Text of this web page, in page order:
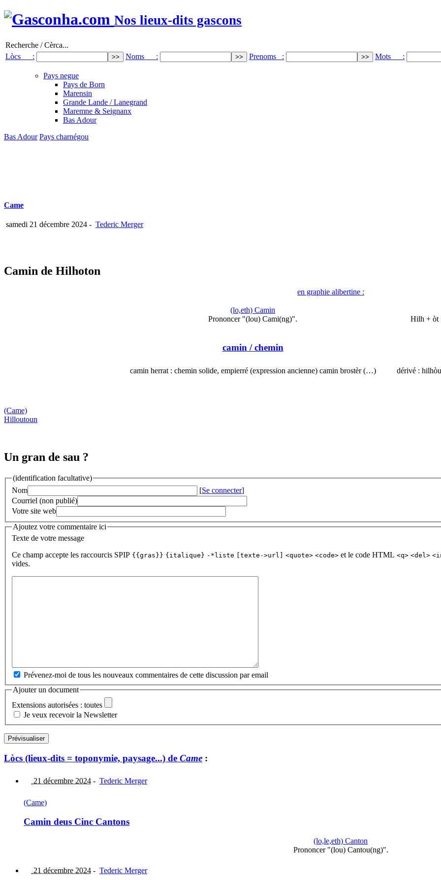
Nos lieux-dits gascons
Recherche / Cèrca...
Lòcs :
Noms : Prenoms : Mots :
Pays negue
Pays de Born
Marensin
Grande Lande / Lanegrand
Maremne & Seignanx
Bas Adour
Bas Adour Pays charnégou
Came
samedi 21 décembre 2024 - Tederic Merger
Camin de Hilhoton
en graphie alibertine :
(lo,eth) Camin
Prononcer "(lou) Cami(ng)".
camin / chemin
camin herrat : chemin solide, empierré (expression ancienne) camin brostèr (…)
Hilh + òt
dérivé :
(Came)
Hilloutoun
Un gran de sau ?
(identification facultative)
Nom
[Se connecter]
Courriel (non publié)
Votre site web
Ajoutez votre commentaire ici
Texte de votre message
Ce champ accepte les raccourcis SPIP {{gras}} {italique} -*liste [texte->url] <quote> <code> et le code HTML <q> <del>
vides.
Prévenez-moi de tous les nouveaux commentaires de cette discussion par email
Ajouter un document
Extensions autorisées : toutes
Je veux recevoir la Newsletter
Lòcs (lieux-dits = toponymie, paysage...) de Came :
21 décembre 2024 - Tederic Merger
(Came)
Camin deus Cinc Cantons
(lo,le,eth) Canton
Prononcer "(lou) Cantou(ng)".
21 décembre 2024 - Tederic Merger